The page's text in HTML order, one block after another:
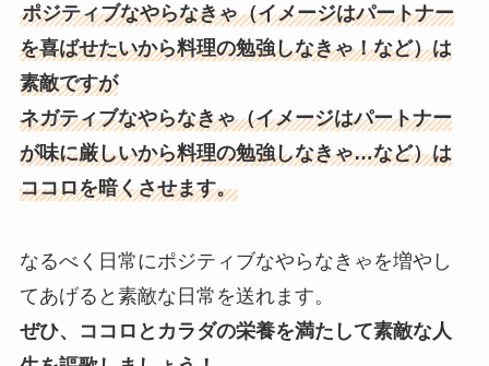
ポジティブなやらなきゃ（イメージはパートナー
を喜ばせたいから料理の勉強しなきゃ！など）は
素敵ですが
ネガティブなやらなきゃ（イメージはパートナー
が味に厳しいから料理の勉強しなきゃ…など）は
ココロを暗くさせます。
なるべく日常にポジティブなやらなきゃを増やし
てあげると素敵な日常を送れます。
ぜひ、ココロとカラダの栄養を満たして素敵な人